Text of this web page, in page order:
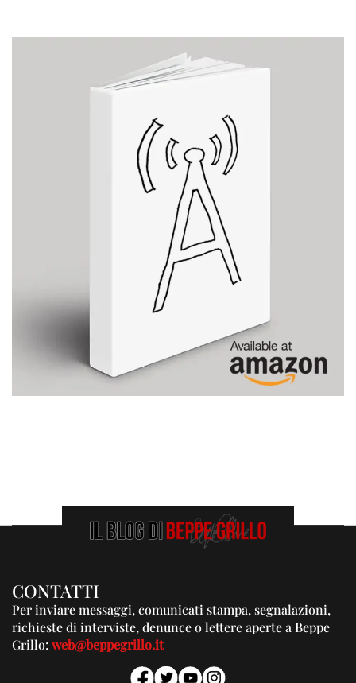
CONTATTI
Per inviare messaggi, comunicati stampa, segnalazioni,
richieste di interviste, denunce o lettere aperte a Beppe
Grillo:web@beppegrillo.it